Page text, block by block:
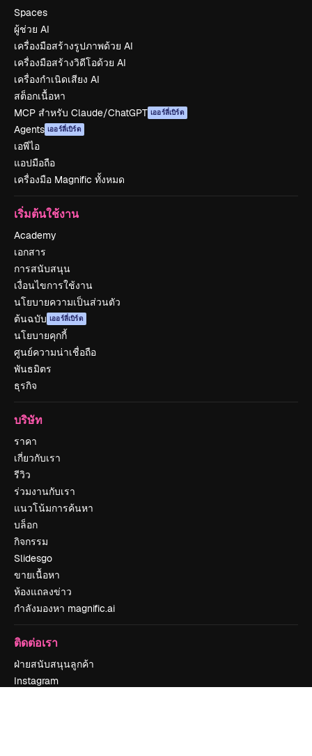
Spaces
ผู้ช่วย AI
เครื่องมือสร้างรูปภาพด้วย AI
เครื่องมือสร้างวิดีโอด้วย AI
เครื่องกำเนิดเสียง AI
สต็อกเนื้อหา
MCP สำหรับ Claude/ChatGPT เออร์ลี่เบิร์ด
Agents เออร์ลี่เบิร์ด
เอพีไอ
แอปมือถือ
เครื่องมือ Magnific ทั้งหมด
เริ่มต้นใช้งาน
Academy
เอกสาร
การสนับสนุน
เงื่อนไขการใช้งาน
นโยบายความเป็นส่วนตัว
ต้นฉบับ เออร์ลี่เบิร์ด
นโยบายคุกกี้
ศูนย์ความน่าเชื่อถือ
พันธมิตร
ธุรกิจ
บริษัท
ราคา
เกี่ยวกับเรา
รีวิว
ร่วมงานกับเรา
แนวโน้มการค้นหา
บล็อก
กิจกรรม
Slidesgo
ขายเนื้อหา
ห้องแถลงข่าว
กำลังมองหา magnific.ai
ติดต่อเรา
ฝ่ายสนับสนุนลูกค้า
Instagram